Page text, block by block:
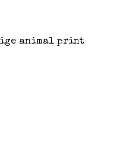
animal print